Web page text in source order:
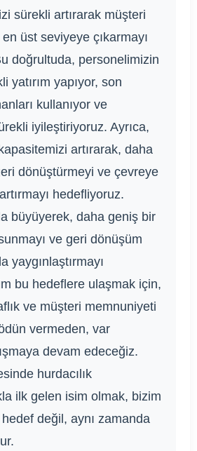
sürekli artırarak müşteri
üst seviyeye çıkarmayı
doğrultuda, personelimizin
yatırım yapıyor, son
kullanıyor ve
iyileştiriyoruz. Ayrıca,
artırarak, daha
dönüştürmeyi ve çevreye
hedefliyoruz.
büyüyerek, daha geniş bir
ve geri dönüşüm
yaygınlaştırmayı
bu hedeflere ulaşmak için,
ve müşteri memnuniyeti
vermeden, var
devam edeceğiz.
hurdacılık
ilk gelen isim olmak, bizim
değil, aynı zamanda